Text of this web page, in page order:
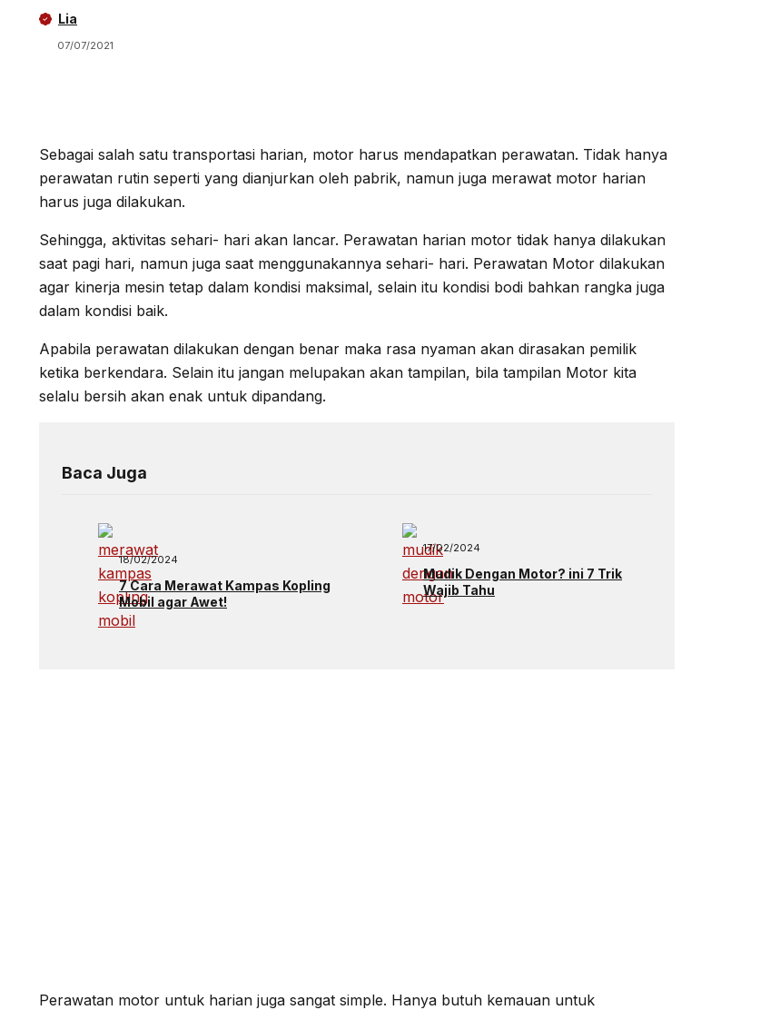
Lia
07/07/2021
Sebagai salah satu transportasi harian, motor harus mendapatkan perawatan. Tidak hanya
perawatan rutin seperti yang dianjurkan oleh pabrik, namun juga merawat motor harian
harus juga dilakukan.
Sehingga, aktivitas sehari- hari akan lancar. Perawatan harian motor tidak hanya dilakukan
saat pagi hari, namun juga saat menggunakannya sehari- hari. Perawatan Motor dilakukan
agar kinerja mesin tetap dalam kondisi maksimal, selain itu kondisi bodi bahkan rangka juga
dalam kondisi baik.
Apabila perawatan dilakukan dengan benar maka rasa nyaman akan dirasakan pemilik
ketika berkendara. Selain itu jangan melupakan akan tampilan, bila tampilan Motor kita
selalu bersih akan enak untuk dipandang.
Baca Juga
18/02/2024
7 Cara Merawat Kampas Kopling
Mobil agar Awet!
17/02/2024
Mudik Dengan Motor? ini 7 Trik
Wajib Tahu
Perawatan motor untuk harian juga sangat simple. Hanya butuh kemauan untuk